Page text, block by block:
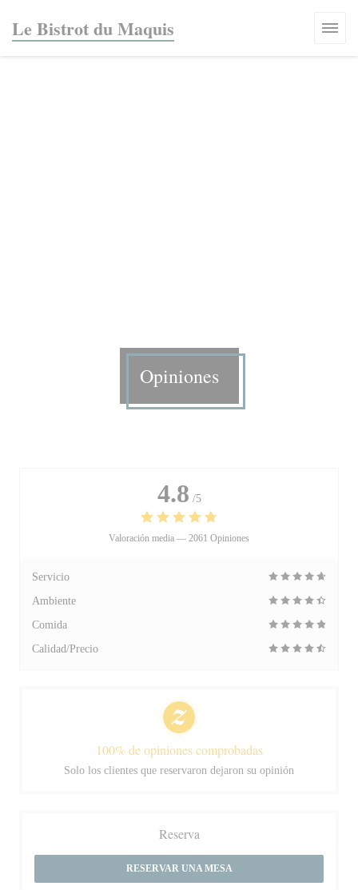
Le Bistrot du Maquis
Opiniones
4.8 /5
Valoración media — 2061 Opiniones
Servicio
Ambiente
Comida
Calidad/Precio
100% de opiniones comprobadas
Solo los clientes que reservaron dejaron su opinión
Reserva
RESERVAR UNA MESA